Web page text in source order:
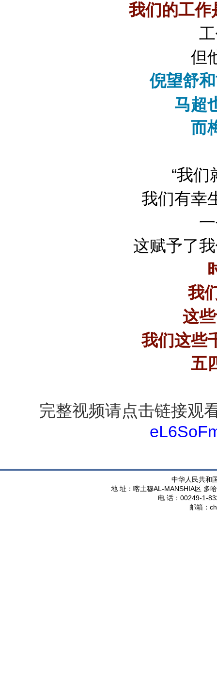
我们的工作
但
倪望舒
马超
而
“我
我们有幸
这赋予了
我
这
我们这些
五
完整视频请点击链接观
中华人民共和
地 址：喀土穆AL-MANSHIA区 多
电 话： 00249-1-
邮箱：